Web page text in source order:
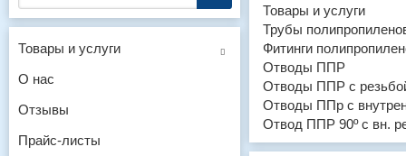
Товары и услуги
Трубы
Фитинги
Отводы ППР
Отводы ППР с
Отводы ППр с
Отвод ППР 90º с вн.
Товары и услуги
О нас
Отзывы
Прайс-листы